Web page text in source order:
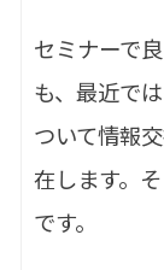
セミナーで
も、最近で
ついて情報
在します。
です。